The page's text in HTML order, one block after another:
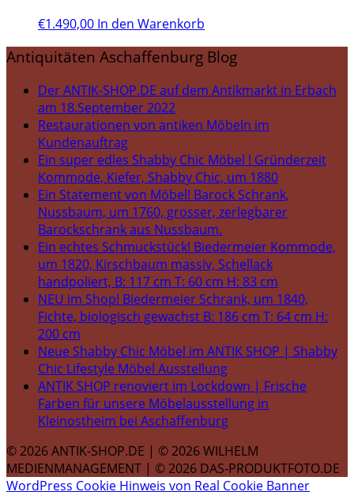
€1.490,00 In den Warenkorb
Antiquitäten Aschaffenburg Blog
Der ANTIK-SHOP.DE auf dem Antikmarkt in Erbach
am 18.September 2022
Restaurationen von antiken Möbeln im
Kundenauftrag
Ein super edles Shabby Chic Möbel ! Gründerzeit
Kommode, Kiefer, Shabby Chic, um 1880
Ein Statement von Möbel! Barock Schrank,
Nussbaum, um 1760, grosser, zerlegbarer
Barockschrank aus Nussbaum.
Ein echtes Schmuckstück! Biedermeier Kommode,
um 1820, Kirschbaum massiv, Schellack
handpoliert, B: 117 cm T: 60 cm H: 83 cm
NEU im Shop! Biedermeier Schrank, um 1840,
Fichte, biologisch gewachst B: 186 cm T: 64 cm H:
200 cm
Neue Shabby Chic Möbel im ANTIK SHOP | Shabby
Chic Lifestyle Möbel Ausstellung
ANTIK SHOP renoviert im Lockdown | Frische
Farben für unsere Möbelausstellung in
Kleinostheim bei Aschaffenburg
© 2026 ANTIK-SHOP.DE | © 2026 WILHELM
MEDIENMANAGEMENT | © 2026 DAS-PRODUKTFOTO.DE
WordPress Cookie Hinweis von Real Cookie Banner